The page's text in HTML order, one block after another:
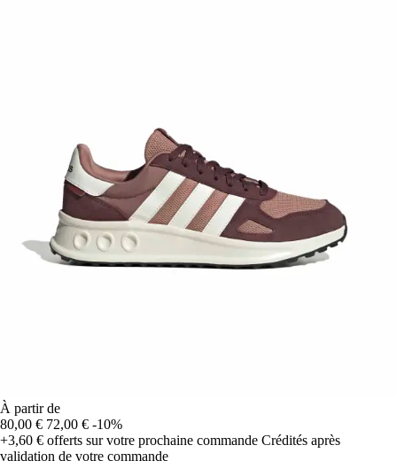
À partir de
80,00 € 72,00 € -10%
+3,60 € offerts sur votre prochaine commande Crédités après
validation de votre commande